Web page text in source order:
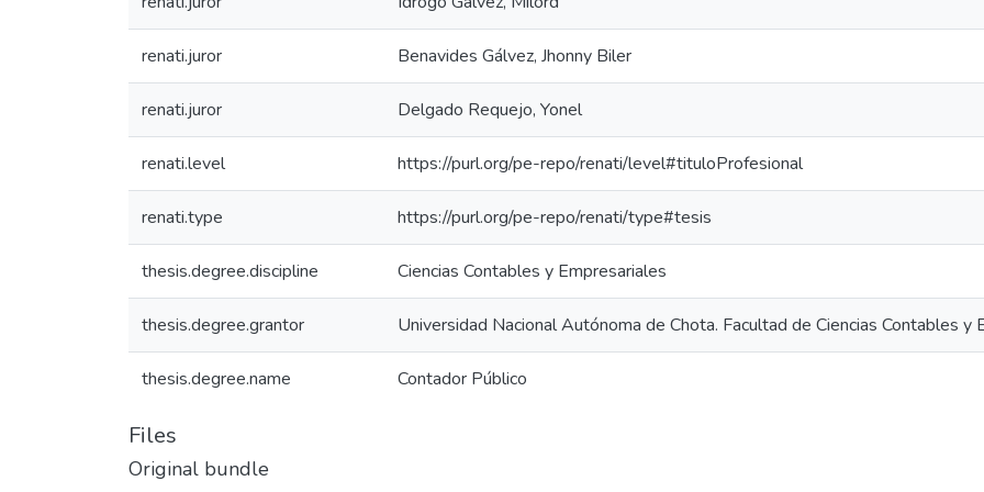
renati.juror Benavides Gálvez, Jhonny Biler
renati.juror Delgado Requejo, Yonel
renati.level https://purl.org/pe-repo/renati/level#tituloProfesional
renati.type https://purl.org/pe-repo/renati/type#tesis
thesis.degree.discipline Ciencias Contables y Empresariales
thesis.degree.grantor Universidad Nacional Autónoma de Chota. Facultad de Ciencias Contables y
thesis.degree.name Contador Público
Files
Original bundle